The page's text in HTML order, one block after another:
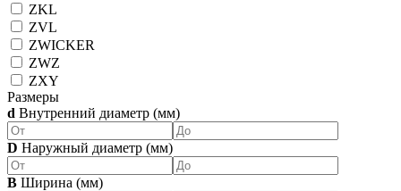
ZKL
ZVL
ZWICKER
ZWZ
ZXY
Размеры
d Внутренний диаметр (мм)
D Наружный диаметр (мм)
B Ширина (мм)